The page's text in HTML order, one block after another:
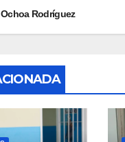
Rodríguez